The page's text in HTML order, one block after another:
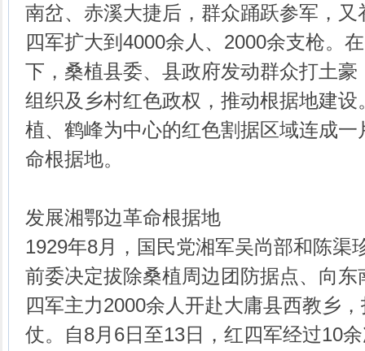
南岔、赤溪大捷后，群众踊跃参军，
四军扩大到4000余人、2000余支枪。
下，桑植县委、县政府发动群众打土
组织及乡村红色政权，推动根据地建设
植、鹤峰为中心的红色割据区域连成
命根据地。
发展湘鄂边革命根据地
1929年8月，国民党湘军吴尚部和陈渠
前委决定拔除桑植周边团防据点、向
四军主力2000余人开赴大庸县西教乡
仗。自8月6日至13日，红四军经过10